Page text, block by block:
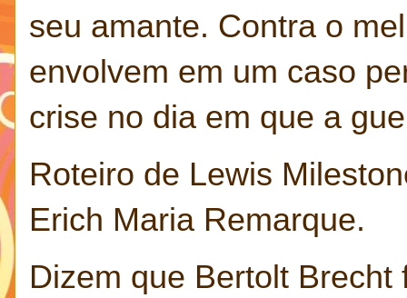
seu amante. Contra o
envolvem em um caso
crise no dia em que a
Roteiro de Lewis
Erich Maria Remarque.
Dizem que Bertolt